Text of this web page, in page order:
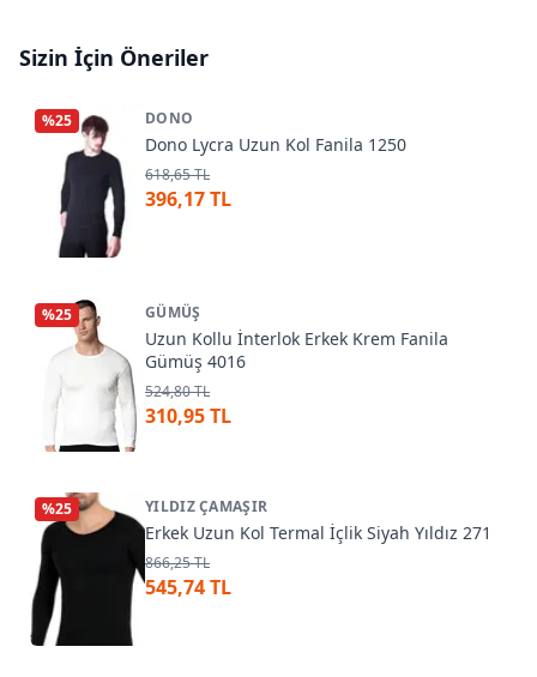
Sizin İçin Öneriler
%25 DONO
Dono Lycra Uzun Kol Fanila 1250
618,65 TL
396,17 TL
%25 GÜMÜŞ
Uzun Kollu İnterlok Erkek Krem Fanila
Gümüş 4016
524,80 TL
310,95 TL
%25 YILDIZ ÇAMAŞIR
Erkek Uzun Kol Termal İçlik Siyah Yıldız 271
866,25 TL
545,74 TL